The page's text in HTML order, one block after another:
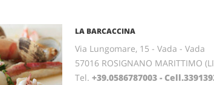
LA BARCACCINA
Via Lungomare, 15 - Vada - Vada
57016 ROSIGNANO MARITTIMO
Tel. +39.0586787003 -